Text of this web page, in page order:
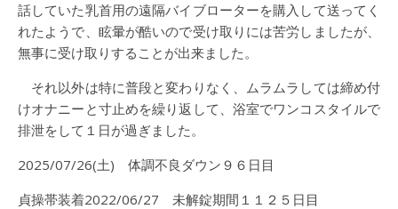
話していた乳首用の遠隔バイブローターを購入して送ってく
れたようで、眩暈が酷いので受け取りには苦労しましたが、
無事に受け取りすることが出来ました。
それ以外は特に普段と変わりなく、ムラムラしては締め付
けオナニーと寸止めを繰り返して、浴室でワンコスタイルで
排泄をして１日が過ぎました。
2025/07/26(土) 体調不良ダウン９６日目
貞操帯装着2022/06/27 未解錠期間１１２５日目